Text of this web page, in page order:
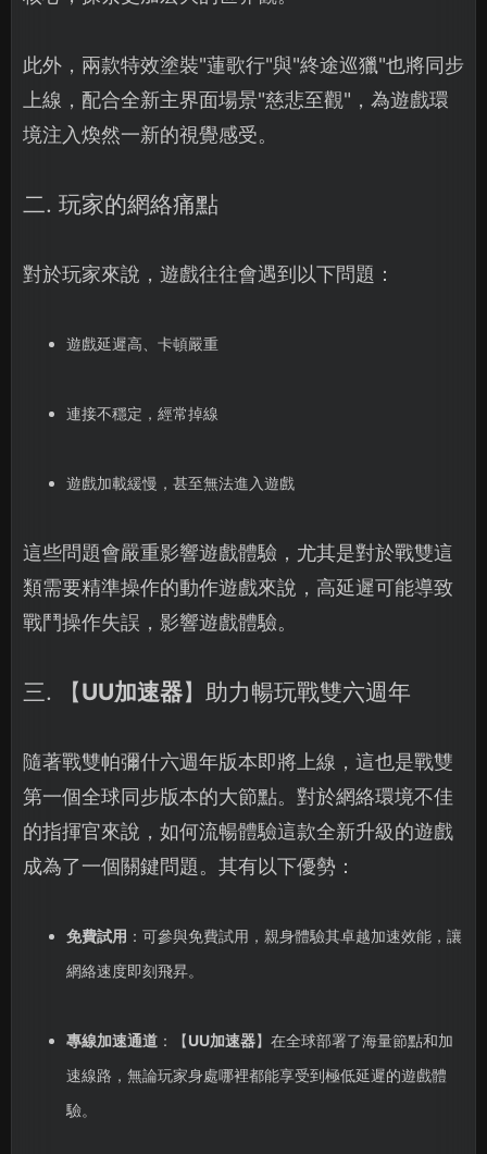
此外，兩款特效塗裝"蓮歌行"與"終途巡獵"也將同步
上線，配合全新主界面場景"慈悲至觀"，為遊戲環
境注入煥然一新的視覺感受。
二. 玩家的網絡痛點
對於玩家來說，遊戲往往會遇到以下問題：
遊戲延遲高、卡頓嚴重
連接不穩定，經常掉線
遊戲加載緩慢，甚至無法進入遊戲
這些問題會嚴重影響遊戲體驗，尤其是對於戰雙這
類需要精準操作的動作遊戲來說，高延遲可能導致
戰鬥操作失誤，影響遊戲體驗。
三. 【UU加速器】助力暢玩戰雙六週年
隨著戰雙帕彌什六週年版本即將上線，這也是戰雙
第一個全球同步版本的大節點。對於網絡環境不佳
的指揮官來說，如何流暢體驗這款全新升級的遊戲
成為了一個關鍵問題。其有以下優勢：
免費試用 ：可參與免費試用，親身體驗其卓越加速效能，讓
網絡速度即刻飛昇。
專線加速通道：【UU加速器】在全球部署了海量節點和加
速線路，無論玩家身處哪裡都能享受到極低延遲的遊戲體
驗。